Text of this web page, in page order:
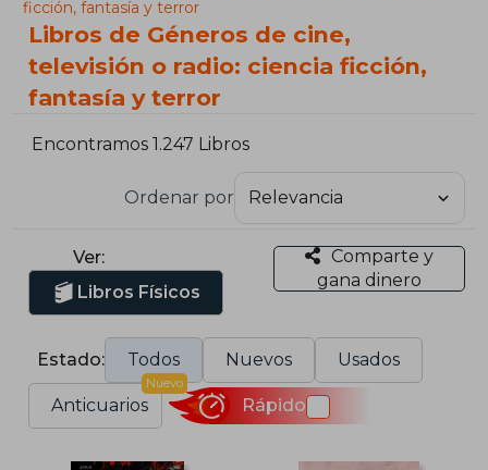
ficción, fantasía y terror
Libros de Géneros de cine,
televisión o radio: ciencia ficción,
fantasía y terror
Encontramos 1.247 Libros
Ordenar por
Ver:
Libros Físicos
Comparte y
gana dinero
Estado: Todos Nuevos Usados
Anticuarios
Nuevo
Rápido